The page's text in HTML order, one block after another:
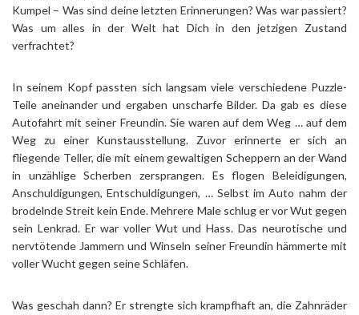
Kumpel – Was sind deine letzten Erinnerungen? Was war passiert?
Was um alles in der Welt hat Dich in den jetzigen Zustand
verfrachtet?
In seinem Kopf passten sich langsam viele verschiedene Puzzle-
Teile aneinander und ergaben unscharfe Bilder. Da gab es diese
Autofahrt mit seiner Freundin. Sie waren auf dem Weg … auf dem
Weg zu einer Kunstausstellung. Zuvor erinnerte er sich an
fliegende Teller, die mit einem gewaltigen Scheppern an der Wand
in unzählige Scherben zersprangen. Es flogen Beleidigungen,
Anschuldigungen, Entschuldigungen, … Selbst im Auto nahm der
brodelnde Streit kein Ende. Mehrere Male schlug er vor Wut gegen
sein Lenkrad. Er war voller Wut und Hass. Das neurotische und
nervtötende Jammern und Winseln seiner Freundin hämmerte mit
voller Wucht gegen seine Schläfen.
Was geschah dann? Er strengte sich krampfhaft an, die Zahnräder